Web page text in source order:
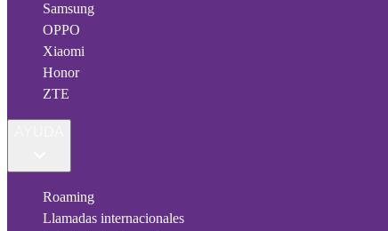
Samsung
OPPO
Xiaomi
Honor
ZTE
Roaming
Llamadas internacionales